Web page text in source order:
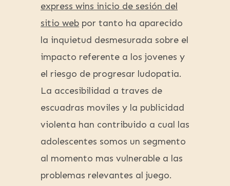
express wins inicio de sesión del
sitio web por tanto ha aparecido
la inquietud desmesurada sobre el
impacto referente a los jovenes y
el riesgo de progresar ludopatia.
La accesibilidad a traves de
escuadras moviles y la publicidad
violenta han contribuido a cual las
adolescentes somos un segmento
al momento mas vulnerable a las
problemas relevantes al juego.